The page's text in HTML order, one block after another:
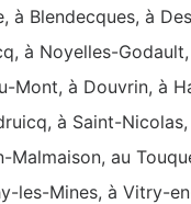
à Blendecques, à
à Noyelles-
Mont, à Douvrin, à
à Saint-
Malmaison, au
les-Mines, à Vitry-